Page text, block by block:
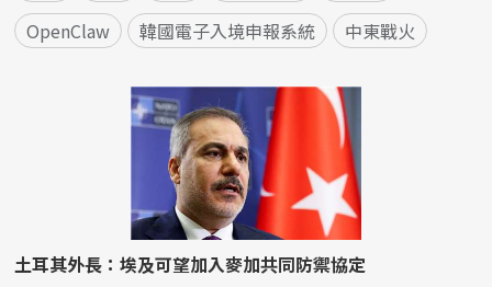
OpenClaw
韓國電子入境申報系統 中東戰火
土耳其外長：埃及可望加入麥加共同防禦協定